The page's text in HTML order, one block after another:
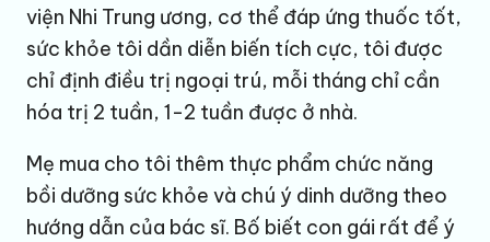
viện Nhi Trung ương, cơ thể đáp ứng thuốc tốt,
sức khỏe tôi dần diễn biến tích cực, tôi được
chỉ định điều trị ngoại trú, mỗi tháng chỉ cần
hóa trị 2 tuần, 1-2 tuần được ở nhà.
Mẹ mua cho tôi thêm thực phẩm chức năng
bồi dưỡng sức khỏe và chú ý dinh dưỡng theo
hướng dẫn của bác sĩ. Bố biết con gái rất để ý